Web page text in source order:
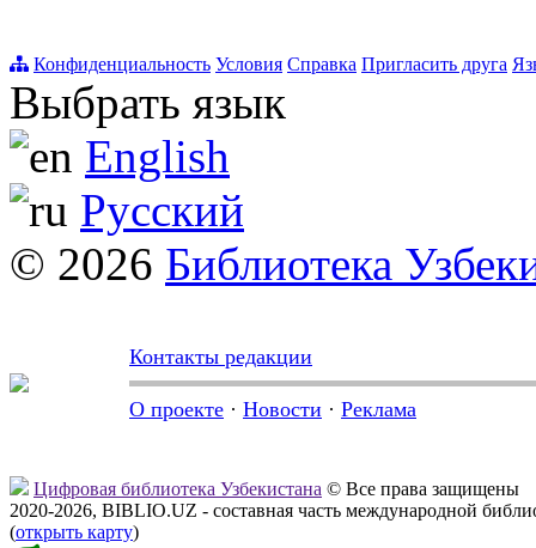
Конфиденциальность Условия Справка Пригласить друга
Выбрать язык
English
Русский
© 2026 Библиотека
Контакты редакции
О проекте · Новости · Реклама
Цифровая библиотека Узбекистана © Все права защищены
2020-2026, BIBLIO.UZ - составная часть международной
(открыть карту)